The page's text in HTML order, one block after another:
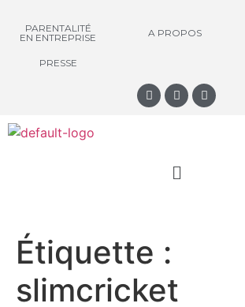
PARENTALITÉ
EN ENTREPRISE
A PROPOS
PRESSE
Étiquette :
slimcricket